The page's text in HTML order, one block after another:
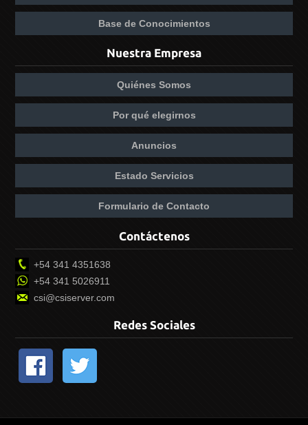
Base de Conocimientos
Nuestra Empresa
Quiénes Somos
Por qué elegirnos
Anuncios
Estado Servicios
Formulario de Contacto
Contáctenos
+54 341 4351638
+54 341 5026911
csi@csiserver.com
Redes Sociales